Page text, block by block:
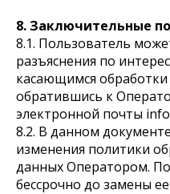
8. Заключительные
8.1. Пользователь
разъяснения по
касающимся
обратившись к
электронной почты
8.2. В данном
изменения политики
данных Оператором.
бессрочно до замены